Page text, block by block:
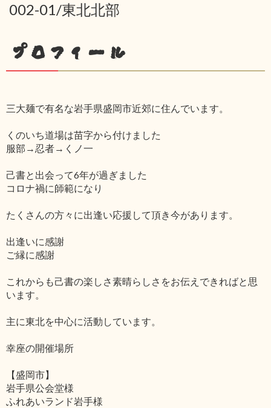
002-01/東北北部
プロフィール
三大麺で有名な岩手県盛岡市近郊に住んでいます。
くのいち道場は苗字から付けました
服部→忍者→くノ一
己書と出会って6年が過ぎました
コロナ禍に師範になり
たくさんの方々に出逢い応援して頂き今があります。
出逢いに感謝
ご縁に感謝
これからも己書の楽しさ素晴らしさをお伝えできればと思
います。
主に東北を中心に活動しています。
幸座の開催場所
【盛岡市】
岩手県公会堂様
ふれあいランド岩手様